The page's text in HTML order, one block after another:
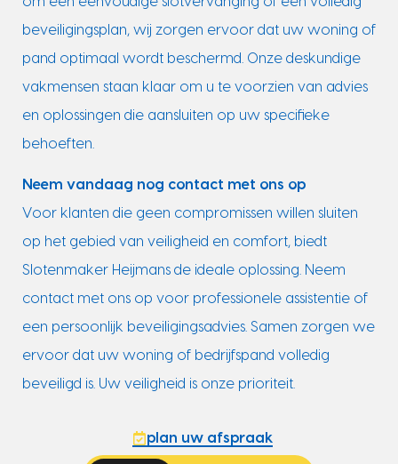
beveiligingsplan, wij zorgen ervoor dat uw woning of
pand optimaal wordt beschermd. Onze deskundige
vakmensen staan klaar om u te voorzien van advies
en oplossingen die aansluiten op uw specifieke
behoeften.
Neem vandaag nog contact met ons op
Voor klanten die geen compromissen willen sluiten
op het gebied van veiligheid en comfort, biedt
Slotenmaker Heijmans de ideale oplossing. Neem
contact met ons op voor professionele assistentie of
een persoonlijk beveiligingsadvies. Samen zorgen we
ervoor dat uw woning of bedrijfspand volledig
beveiligd is. Uw veiligheid is onze prioriteit.
plan uw afspraak